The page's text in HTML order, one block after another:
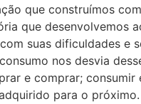
que construímos
que desenvolvemos
suas dificuldades e
nos desvia
e comprar; consumir
para o próximo.